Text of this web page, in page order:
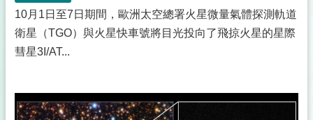
10月1日至7日期間，歐洲太空總署火星微量氣體探測軌道
衛星（TGO）與火星快車號將目光投向了飛掠火星的星際
彗星3I/AT...